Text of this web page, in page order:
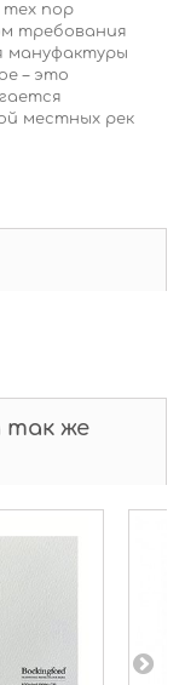
тех пор
требования
мануфактуры
– это
местных рек
так же